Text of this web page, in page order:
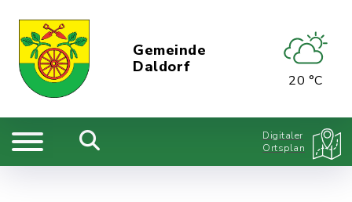
Gemeinde
Daldorf
20 °C
Digitaler
Ortsplan